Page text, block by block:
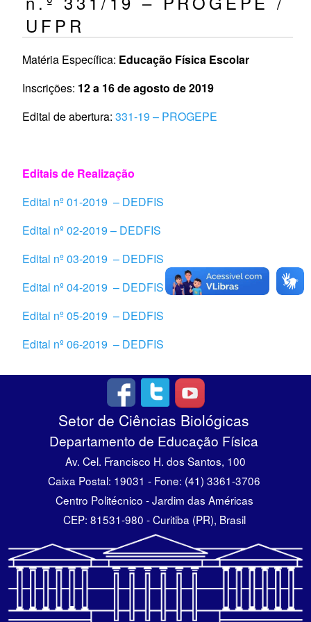
UFPR
Matéria Específica: Educação Física Escolar
Inscrições: 12 a 16 de agosto de 2019
Edital de abertura:331-19 – PROGEPE
Editais de Realização
Edital nº 01-2019 – DEDFIS
Edital nº 02-2019 – DEDFIS
Edital nº 03-2019 – DEDFIS
Edital nº 04-2019 – DEDFIS
Edital nº 05-2019 – DEDFIS
Edital nº 06-2019 – DEDFIS
Setor de Ciências Biológicas
Departamento de Educação Física
Av. Cel. Francisco H. dos Santos, 100
Caixa Postal: 19031 - Fone: (41) 3361-3706
Centro Politécnico - Jardim das Américas
CEP: 81531-980 - Curitiba (PR), Brasil